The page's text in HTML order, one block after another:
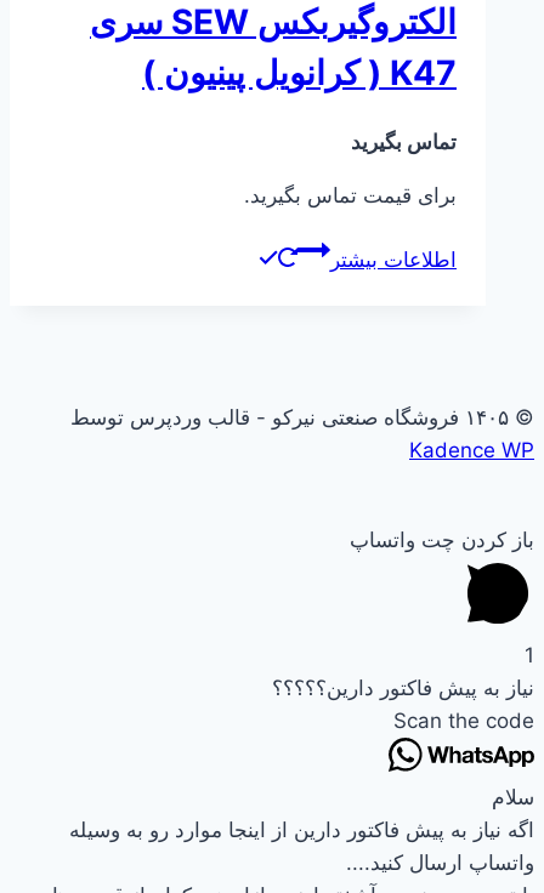
الکتروگیربکس SEW سری
K47 ( کرانویل پینیون )
تماس بگیرید
برای قیمت تماس بگیرید.
اطلاعات بیشتر
© ۱۴۰۵ فروشگاه صنعتی نیرکو - قالب وردپرس توسط
Kadence WP
باز کردن چت واتساپ
1
نیاز به پیش فاکتور دارین؟؟؟؟؟
Scan the code
سلام
اگه نیاز به پیش فاکتور دارین از اینجا موارد رو به وسیله
واتساپ ارسال کنید....